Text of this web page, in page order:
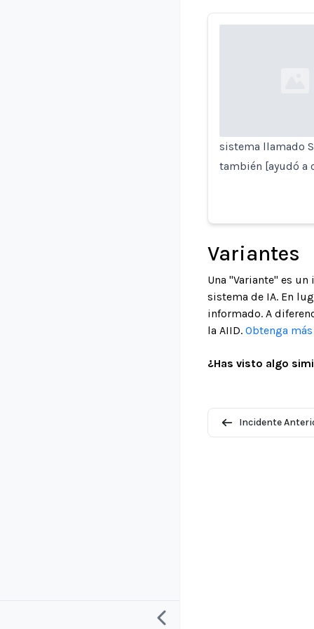
sistema llamado
también [ayudó a
Variantes
Una "Variante" es
sistema de IA. En
informado. A
la AIID. Obtenga
¿Has visto algo
Incidente